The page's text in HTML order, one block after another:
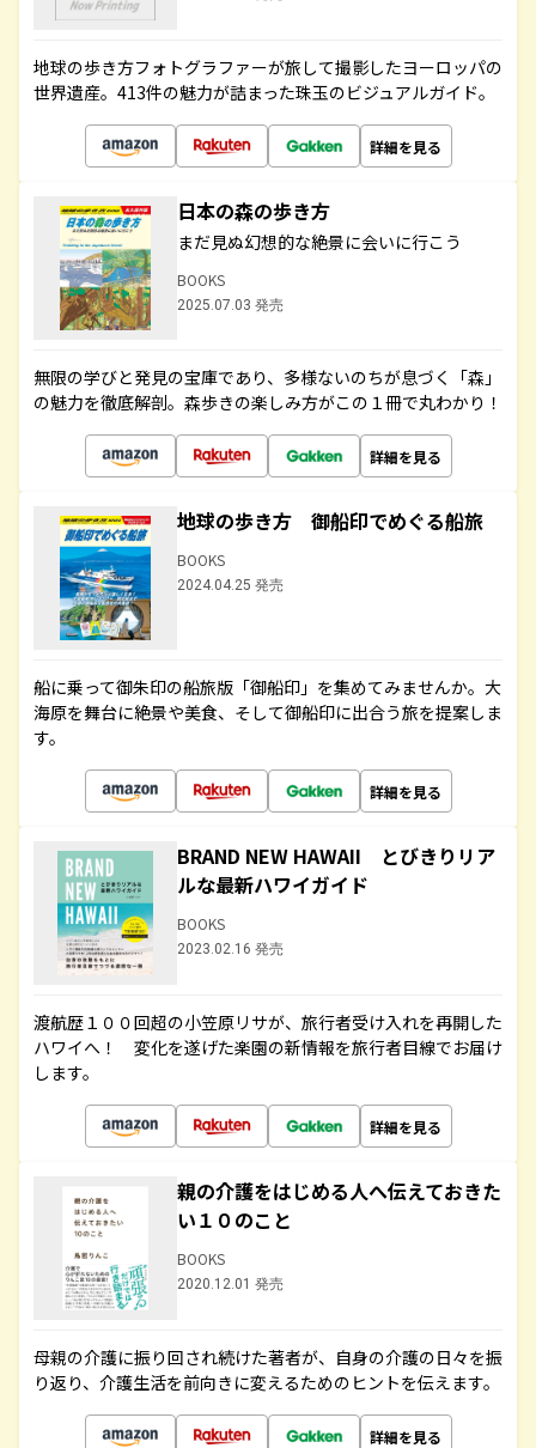
地球の歩き方フォトグラファーが旅して撮影したヨーロッパの
世界遺産。413件の魅力が詰まった珠玉のビジュアルガイド。
詳細を見る
日本の森の歩き方
まだ見ぬ幻想的な絶景に会いに行こう
BOOKS
2025.07.03 発売
無限の学びと発見の宝庫であり、多様ないのちが息づく「森」
の魅力を徹底解剖。森歩きの楽しみ方がこの１冊で丸わかり！
詳細を見る
地球の歩き方 御船印でめぐる船旅
BOOKS
2024.04.25 発売
船に乗って御朱印の船旅版「御船印」を集めてみませんか。大
海原を舞台に絶景や美食、そして御船印に出合う旅を提案しま
す。
詳細を見る
BRAND NEW HAWAII とびきりリア
ルな最新ハワイガイド
BOOKS
2023.02.16 発売
渡航歴１００回超の小笠原リサが、旅行者受け入れを再開した
ハワイへ！ 変化を遂げた楽園の新情報を旅行者目線でお届け
します。
詳細を見る
親の介護をはじめる人へ伝えておきた
い１０のこと
BOOKS
2020.12.01 発売
母親の介護に振り回され続けた著者が、自身の介護の日々を振
り返り、介護生活を前向きに変えるためのヒントを伝えます。
詳細を見る